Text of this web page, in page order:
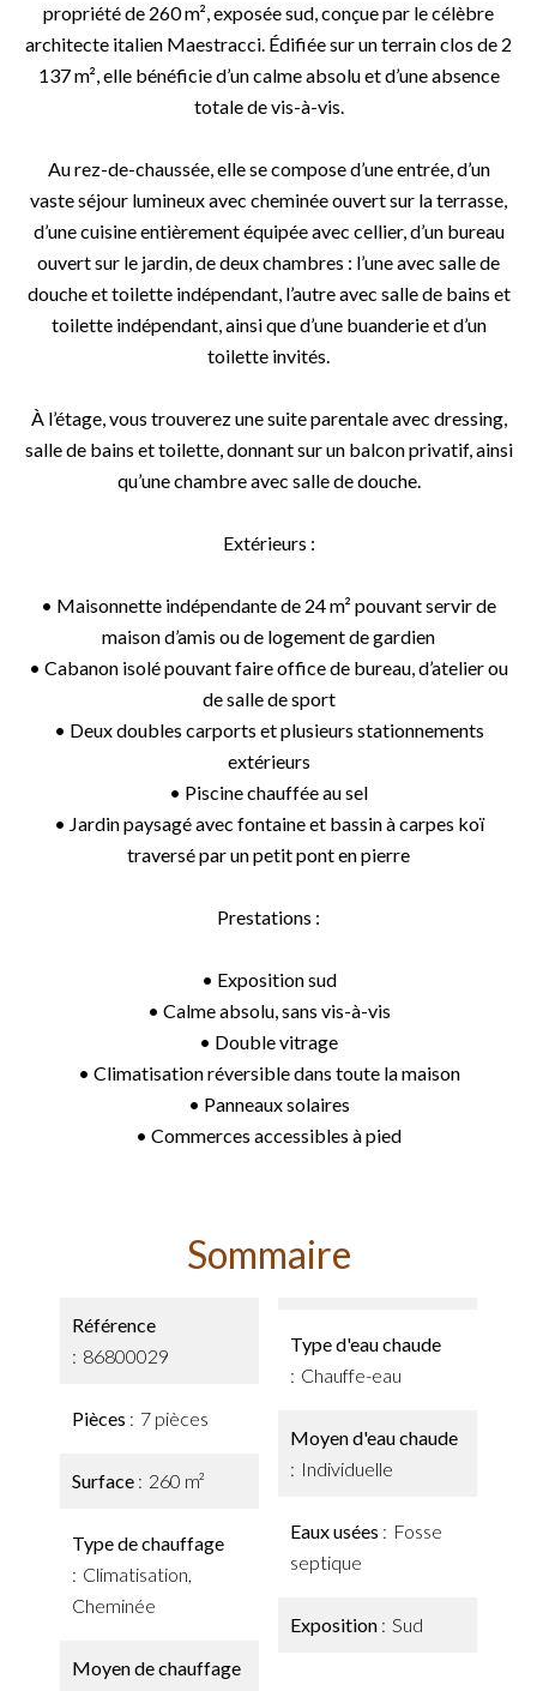
propriété de 260 m², exposée sud, conçue par le célèbre
architecte italien Maestracci. Édifiée sur un terrain clos de 2
137 m², elle bénéficie d’un calme absolu et d’une absence
totale de vis-à-vis.
Au rez-de-chaussée, elle se compose d’une entrée, d’un
vaste séjour lumineux avec cheminée ouvert sur la terrasse,
d’une cuisine entièrement équipée avec cellier, d’un bureau
ouvert sur le jardin, de deux chambres : l’une avec salle de
douche et toilette indépendant, l’autre avec salle de bains et
toilette indépendant, ainsi que d’une buanderie et d’un
toilette invités.
À l’étage, vous trouverez une suite parentale avec dressing,
salle de bains et toilette, donnant sur un balcon privatif, ainsi
qu’une chambre avec salle de douche.
Extérieurs :
• Maisonnette indépendante de 24 m² pouvant servir de
maison d’amis ou de logement de gardien
• Cabanon isolé pouvant faire office de bureau, d’atelier ou
de salle de sport
• Deux doubles carports et plusieurs stationnements
extérieurs
• Piscine chauffée au sel
• Jardin paysagé avec fontaine et bassin à carpes koï
traversé par un petit pont en pierre
Prestations :
• Exposition sud
• Calme absolu, sans vis-à-vis
• Double vitrage
• Climatisation réversible dans toute la maison
• Panneaux solaires
• Commerces accessibles à pied
Sommaire
Référence
86800029
Pièces 7 pièces
Surface 260 m²
Type de chauffage
Climatisation,
Cheminée
Moyen de chauffage
Type d'eau chaude
Chauffe-eau
Moyen d'eau chaude
Individuelle
Eaux usées
Fosse
septique
Exposition Sud